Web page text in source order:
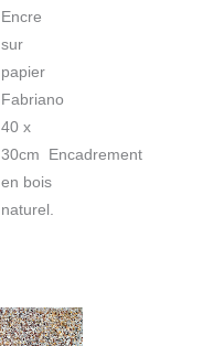
Encre
sur
papier
Fabriano
40 x
30cm Encadrement
en bois
naturel.